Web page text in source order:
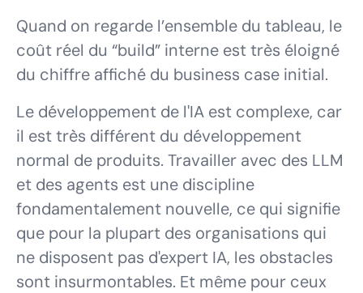
Quand on regarde l’ensemble du tableau, le
coût réel du “build” interne est très éloigné
du chiffre affiché du business case initial.
Le développement de l'IA est complexe, car
il est très différent du développement
normal de produits. Travailler avec des LLM
et des agents est une discipline
fondamentalement nouvelle, ce qui signifie
que pour la plupart des organisations qui
ne disposent pas d'expert IA, les obstacles
sont insurmontables. Et même pour ceux